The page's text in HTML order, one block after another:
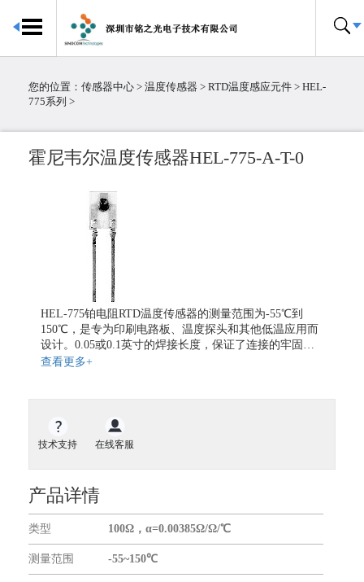
首页
倾角传感器
陀螺仪传感器
IMU惯性测量单元
大气压传感器
温湿度传感器
粉尘传感器
电流传感器
气体传感器
气体流量传感器
开关传感器
扭矩传感器
振动传感器
传感器仪表
您的位置： 传感器中心 > 温度传感器 > RTD温度感应元件 > HEL-
775系列 >
霍尼韦尔温度传感器HEL-775-A-T-0
HEL-775铂电阻RTD温度传感器的测量范围为-55℃到
150℃，是专为印刷电路板、温度探头和其他低温应用而
设计。0.05或0.1英寸的焊接长度，保证了连接的牢固
性。其中，0.05英寸的长度非常适合作为探头应用。
查看更多+
技术支持 在线客服
产品详情
类型 100Ω，α=0.00385Ω/Ω/℃
测量范围 -55~150℃